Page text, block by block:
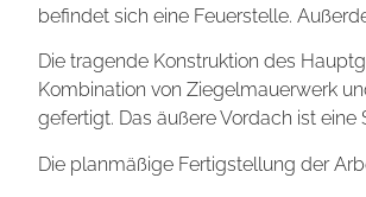
befindet sich eine Feuerstelle.
Die tragende Konstruktion des
Kombination von Ziegelmauerwerk
gefertigt. Das äußere Vordach ist
Die planmäßige Fertigstellung der